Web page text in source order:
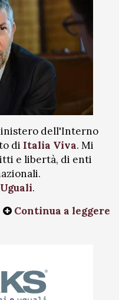
dell'Interno
di Italia Viva. Mi
e libertà, di enti
.
Continua a leggere